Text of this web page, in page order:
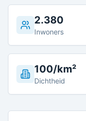
2.380
Inwoners
100/km²
Dichtheid